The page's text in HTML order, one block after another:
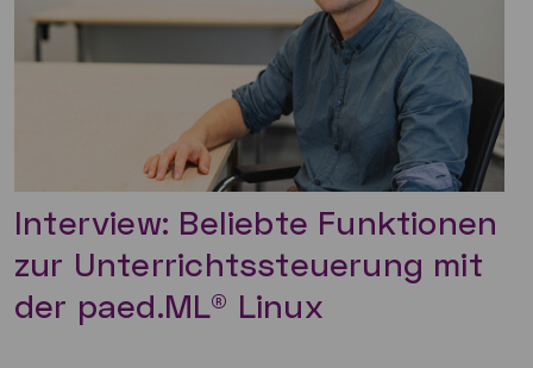
Interview: Beliebte Funktionen
zur Unterrichtssteuerung mit
der paed.ML® Linux